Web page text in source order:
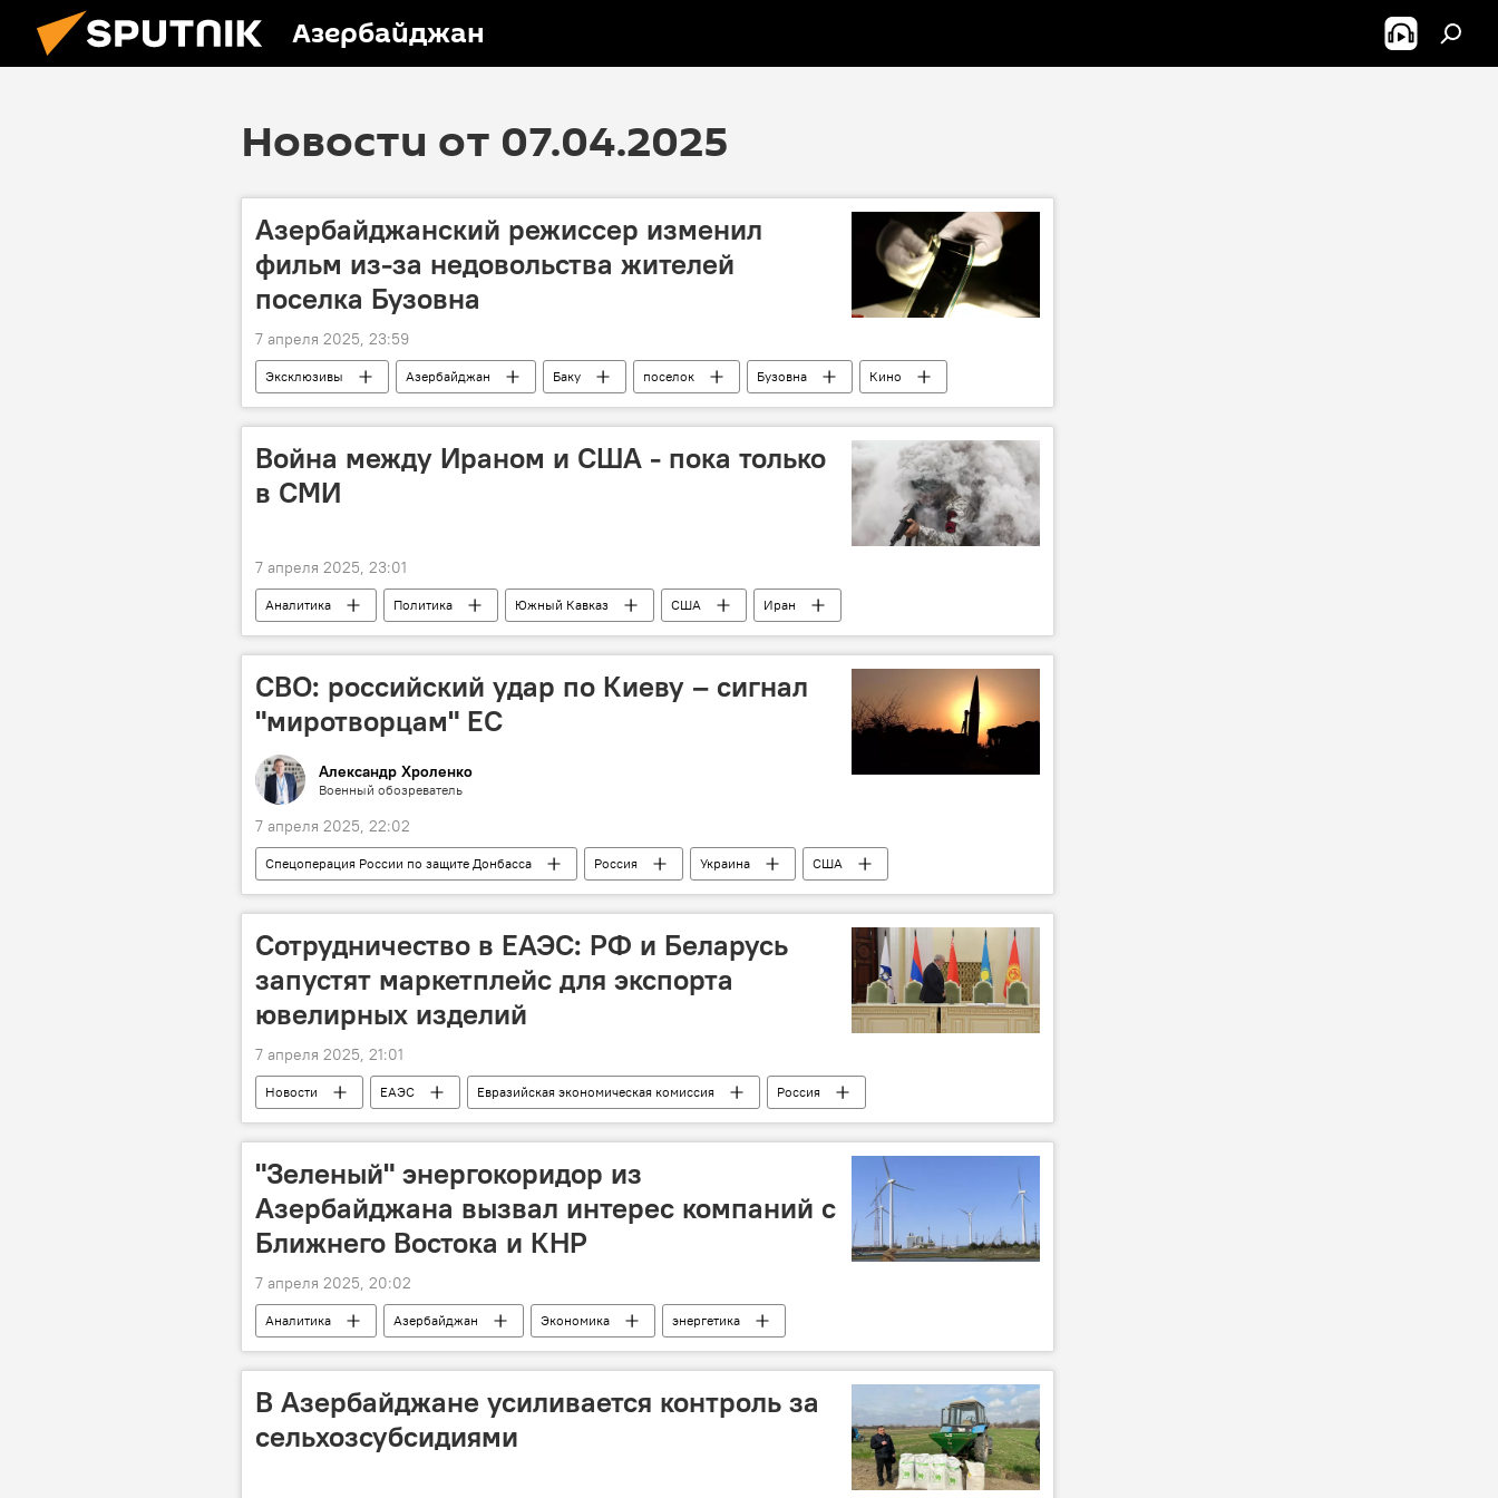
Азербайджан
Новости от 07.04.2025
Азербайджанский режиссер изменил
фильм из-за недовольства жителей
поселка Бузовна
7 апреля 2025, 23:59
Эксклюзивы Азербайджан Баку поселок Бузовна
Кино
Фильм
искусство Конфликт жители
Война между Ираном и США - пока только
в СМИ
7 апреля 2025, 23:01
Аналитика Политика Южный Кавказ США
Иран
Верховный лидер Ирана аятолла Али Хаменеи
Боевая готовность
Инфраструктура
СВО: российский удар по Киеву – сигнал
"миротворцам" ЕС
Александр Хроленко
Военный обозреватель
7 апреля 2025, 22:02
Спецоперация России по защите Донбасса Россия Украина
США
Запад
НАТО Киев Ракетный удар Миротворцы ПВО
Сотрудничество в ЕАЭС: РФ и Беларусь
запустят маркетплейс для экспорта
ювелирных изделий
7 апреля 2025, 21:01
Новости ЕАЭС Евразийская экономическая комиссия
Россия
Беларусь
Товары Выпуск Производство
Ювелирные изделия
"Зеленый" энергокоридор из
Азербайджана вызвал интерес компаний с
Ближнего Востока и КНР
7 апреля 2025, 20:02
Аналитика Азербайджан Экономика
энергетика
Альтернативная энергетика
"зеленая" энергия "зеленая энергетика"
Европа
В Азербайджане усиливается контроль за
сельхозсубсидиями